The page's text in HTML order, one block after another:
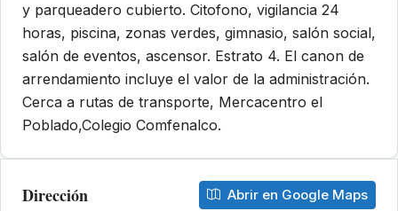
y parqueadero cubierto. Citofono, vigilancia 24
horas, piscina, zonas verdes, gimnasio, salón social,
salón de eventos, ascensor. Estrato 4. El canon de
arrendamiento incluye el valor de la administración.
Cerca a rutas de transporte, Mercacentro el
Poblado,Colegio Comfenalco.
Dirección Abrir en Google Maps